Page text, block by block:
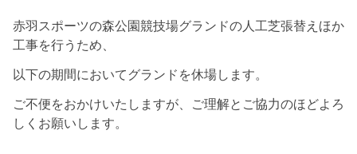
赤羽スポーツの森公園競技場グランドの人工芝張替えほか
工事を行うため、
以下の期間においてグランドを休場します。
ご不便をおかけいたしますが、ご理解とご協力のほどよろ
しくお願いします。